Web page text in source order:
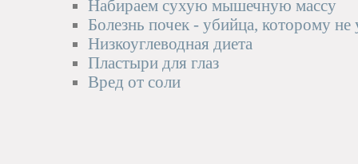
Набираем сухую мышечную массу
Болезнь почек - убийца, которому
Низкоуглеводная диета
Пластыри для глаз
Вред от соли